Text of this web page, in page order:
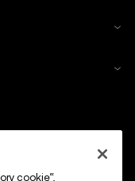
cookie“,